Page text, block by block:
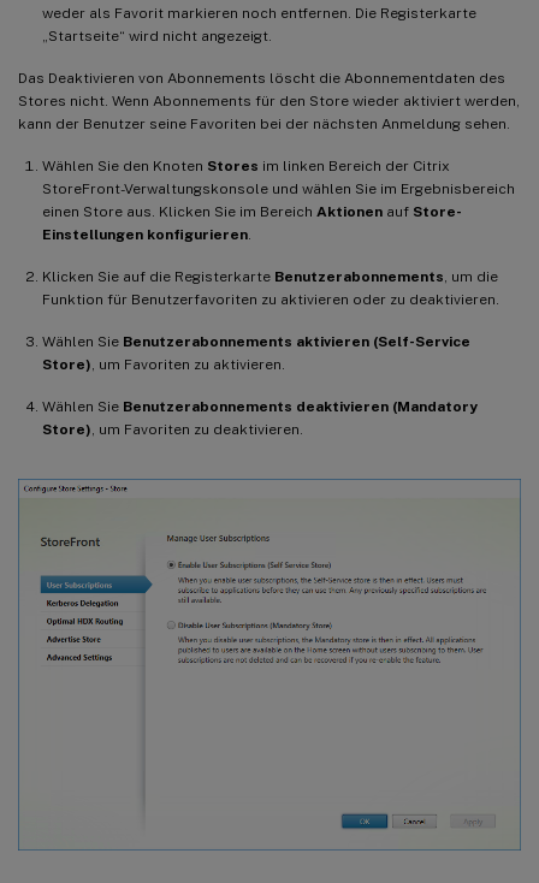
weder als Favorit markieren noch entfernen. Die Registerkarte
„Startseite“ wird nicht angezeigt.
Das Deaktivieren von Abonnements löscht die Abonnementdaten des
Stores nicht. Wenn Abonnements für den Store wieder aktiviert werden,
kann der Benutzer seine Favoriten bei der nächsten Anmeldung sehen.
Wählen Sie den Knoten Stores im linken Bereich der Citrix
StoreFront-Verwaltungskonsole und wählen Sie im Ergebnisbereich
einen Store aus. Klicken Sie im Bereich Aktionen auf Store-
Einstellungen konfigurieren
Klicken Sie auf die Registerkarte Benutzerabonnements , um die
Funktion für Benutzerfavoriten zu aktivieren oder zu deaktivieren.
Wählen Sie Benutzerabonnements aktivieren (Self-Service
Store) , um Favoriten zu aktivieren.
Wählen Sie Benutzerabonnements deaktivieren (Mandatory
Store) , um Favoriten zu deaktivieren.